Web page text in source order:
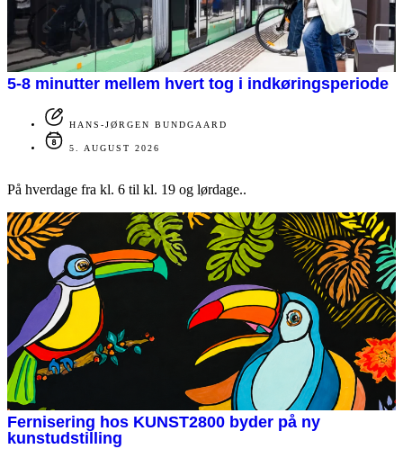
5-8 minutter mellem hvert tog i indkøringsperiode
HANS-JØRGEN BUNDGAARD
5. AUGUST 2026
På hverdage fra kl. 6 til kl. 19 og lørdage..
Fernisering hos KUNST2800 byder på ny
kunstudstilling